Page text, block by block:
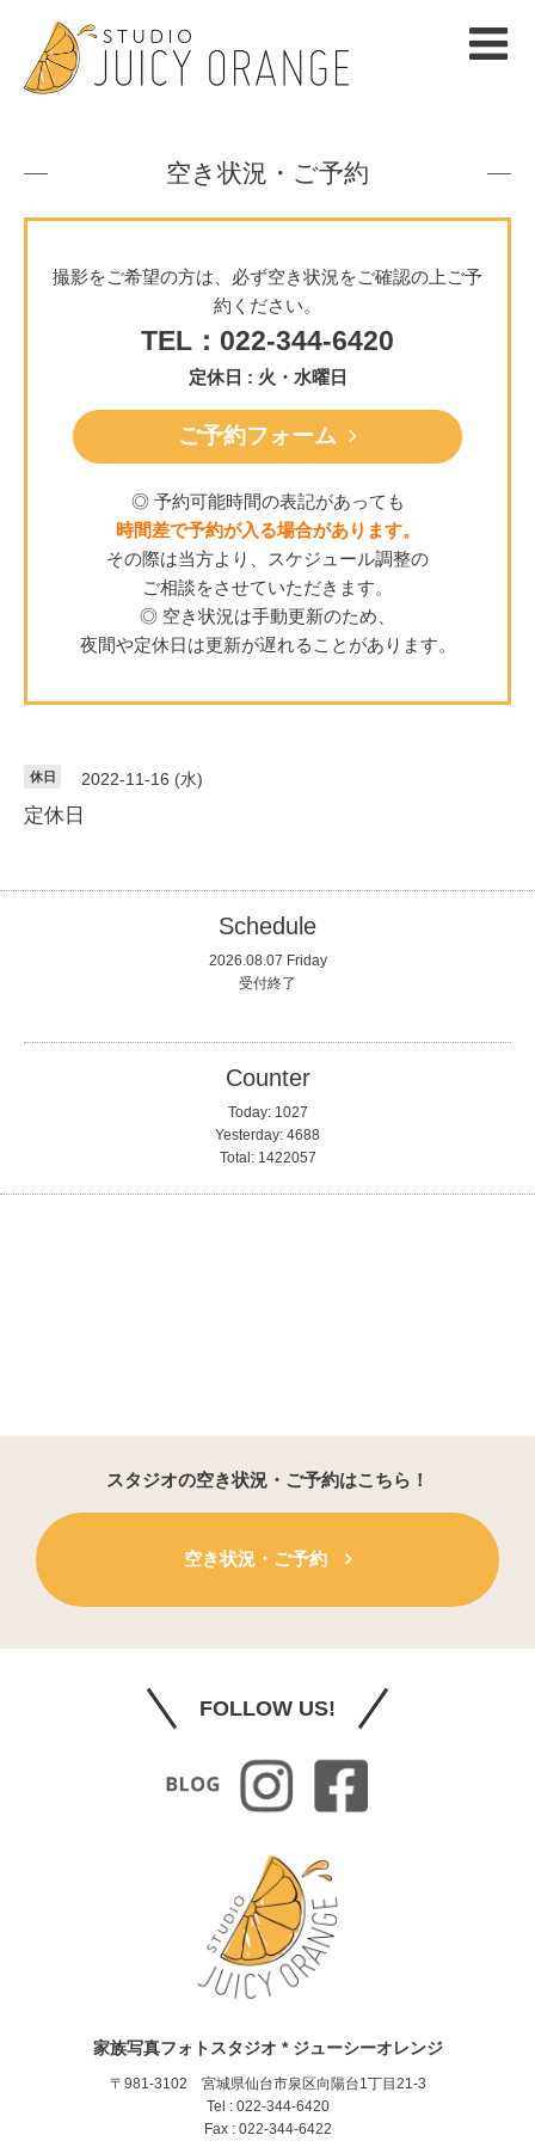
空き状況・ご予約
撮影をご希望の方は、必ず空き状況をご確認の上ご予
約ください。
TEL：022-344-6420
定休日 : 火・水曜日
ご予約フォーム
◎ 予約可能時間の表記があっても
時間差で予約が入る場合があります。
その際は当方より、スケジュール調整の
ご相談をさせていただきます。
◎ 空き状況は手動更新のため、
夜間や定休日は更新が遅れることがあります。
休日 2022-11-16 (水)
定休日
Schedule
2026.08.07 Friday
受付終了
Counter
Today: 1027
Yesterday: 4688
Total: 1422057
スタジオの空き状況・ご予約はこちら！
空き状況・ご予約
FOLLOW US!
家族写真フォトスタジオ * ジューシーオレンジ
〒981-3102 宮城県仙台市泉区向陽台1丁目21-3
Tel : 022-344-6420
Fax : 022-344-6422